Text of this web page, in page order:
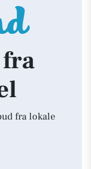
fra lokale